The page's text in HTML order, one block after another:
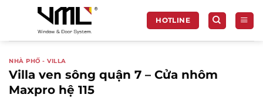
HOTLINE
NHÀ PHỐ - VILLA
Villa ven sông quận 7 – Cửa nhôm
Maxpro hệ 115